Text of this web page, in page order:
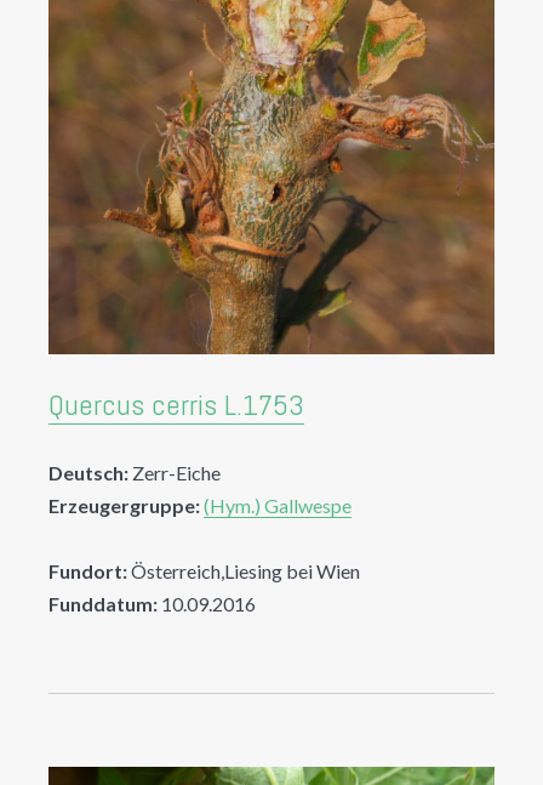
Quercus cerris L.1753
Deutsch: Zerr-Eiche
Erzeugergruppe:(Hym.) Gallwespe
Fundort:Österreich,Liesing bei Wien
Funddatum: 10.09.2016